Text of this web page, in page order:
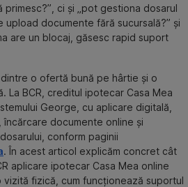
ci și „pot gestiona dosarul
upload documente fără sucursală?” și
are un blocaj, găsesc rapid suport
o ofertă bună pe hârtie și o
La BCR, creditul ipotecar Casa Mea
George, cu aplicare digitală,
documente online și
conform paginii
. În acest articol explicăm concret cât
aplicare ipotecar Casa Mea online
vizită fizică, cum funcționează suportul